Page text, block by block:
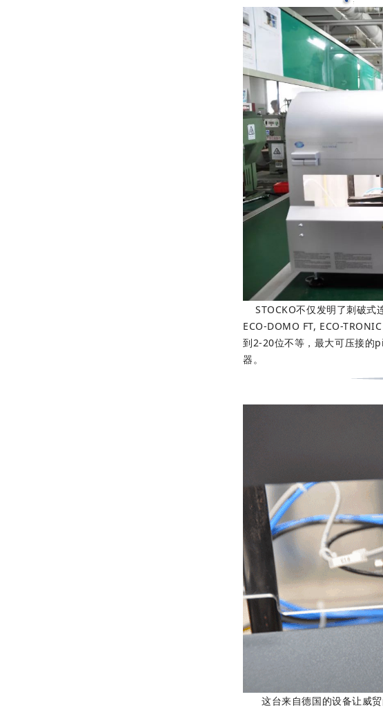
STOCKO不仅发明了刺破式
ECO-DOMO FT, ECO-
到2-20位不等，最大可压接的
器。
这台来自德国的设备让威贸